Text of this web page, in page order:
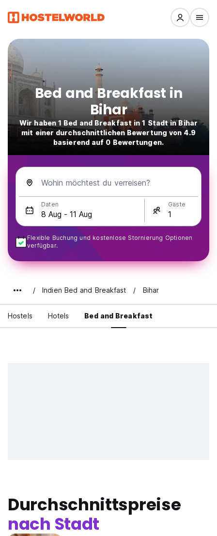
Bed and Breakfast in
Bihar
Wir haben 1 Bed and Breakfast in 1 Stadt in Bihar
mit einer durchschnittlichen Bewertung von 4.9
basierend auf 0 Bewertungen.
Wohin möchtest du verreisen?
Daten Gäste
Flexible Buchung und kostenlose Stornierung Optionen
verfügbar.
Indien Bed and Breakfast Bihar
Hostels Hotels Bed and Breakfast
Durchschnittspreise
nach Stadt